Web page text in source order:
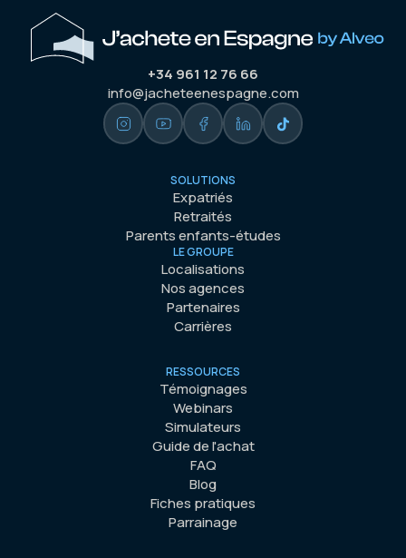
+34 961 12 76 66
info@jacheteenespagne.com
SOLUTIONS
Expatriés
Retraités
Parents enfants-études
LE GROUPE
Localisations
Nos agences
Partenaires
Carrières
RESSOURCES
Témoignages
Webinars
Simulateurs
Guide de l'achat
FAQ
Blog
Fiches pratiques
Parrainage